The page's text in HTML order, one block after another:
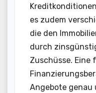
es zudem
die den
durch
Zuschüsse. Eine
Angebote genau